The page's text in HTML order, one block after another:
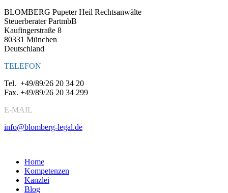
BLOMBERG Pupeter Heil Rechtsanwälte
Steuerberater PartmbB
Kaufingerstraße 8
80331 München
Deutschland
TELEFON
Tel. +49/89/26 20 34 20
Fax. +49/89/26 20 34 299
E-MAIL
info@blomberg-legal.de
Home
Kompetenzen
Kanzlei
Blog